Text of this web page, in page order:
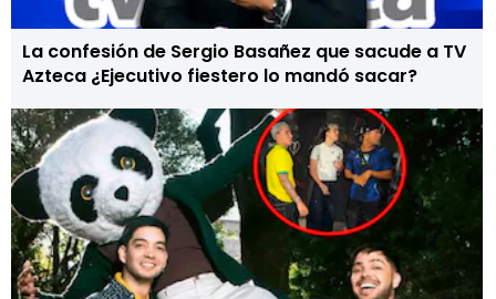
La confesión de Sergio Basañez que sacude a TV
Azteca ¿Ejecutivo fiestero lo mandó sacar?